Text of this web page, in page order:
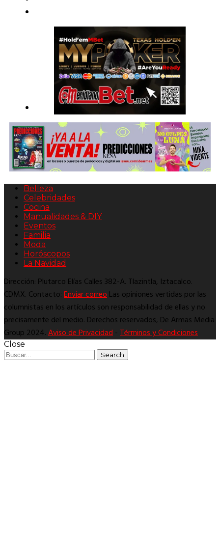
Belleza
Celebridades
Cocina
Manualidades & DIY
Eventos
Familia
Moda
Horóscopos
La Navidad
Dirección: Plutarco Elías Calles 382-A. Tlazintla, Iztacalco.
CDMX. Contacto:Enviar correoLas opiniones vertidas por las
columnistas en los artículos son responsabilidad de ellas y no
precisamente del medio. Derechos reservados, De Armas Media
Group 2024.Aviso de Privacidad-Términos y Condiciones
Close